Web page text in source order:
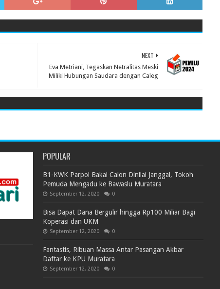
NEXT
Eva Metriani, Tegaskan Netralitas Meski
Miliki Hubungan Saudara dengan Caleg
POPULAR
B1-KWK Parpol Bakal Calon Dinilai Janggal, Tokoh
Pemuda Mengadu ke Bawaslu Muratara
September 12, 2020 0
Bisa Dapat Dana Bergulir hingga Rp100 Miliar Bagi
Koperasi dan UKM
September 12, 2020 0
Fantastis, Ribuan Massa Antar Pasangan Akbar
Daftar ke KPU Muratara
September 12, 2020 0